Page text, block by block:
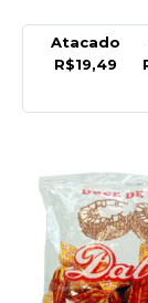
Atacado
R$19,49